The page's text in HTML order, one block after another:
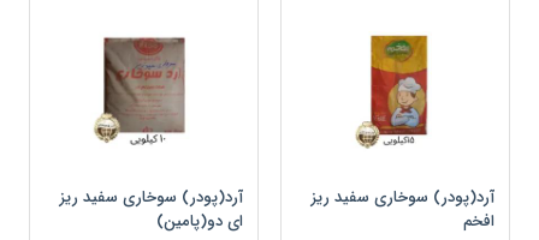
آرد(پودر) سوخاری سفید ریز
افخم
آرد(پودر) سوخاری سفید ریز
ای دو(پامین)